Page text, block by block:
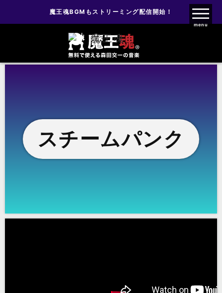
魔王魂ファンクラブ
魔王魂BGMもストリーミング配信開始！
menu
スチームパンク
スチームパンク